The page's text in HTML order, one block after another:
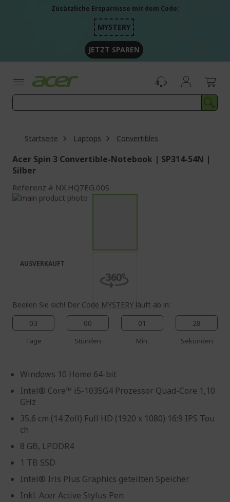
Zusätzliche Ersparnisse mit dem Code:
MYSTERY
JETZT SPAREN
Startseite Laptops Convertibles
Acer Spin 3 Convertible-Notebook | SP314-54N |
Silber
Referenz NX.HQ7EG.00S
Zum
Beeilen Sie sich! Der Code MYSTERY läuft ab in:
03
Tage
00
Stunden
01
Min.
28
Sekunden
Windows 10 Home 64-bit
Intel® Core™ i5-1035G4 Prozessor Quad-Core 1,10
GHz
35,6 cm (14 Zoll) Full HD (1920 x 1080) 16:9 IPS Tou
ch
8 GB, LPDDR4
1 TB SSD
Intel® Iris Plus Graphics geteilten Speicher
Inkl. Acer Active Stylus Pen
AUSVERKAUFT